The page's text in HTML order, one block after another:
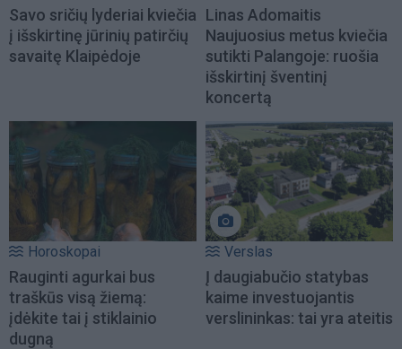
Savo sričių lyderiai kviečia
į išskirtinę jūrinių patirčių
savaitę Klaipėdoje
Linas Adomaitis
Naujuosius metus kviečia
sutikti Palangoje: ruošia
išskirtinį šventinį
koncertą
Horoskopai
Rauginti agurkai bus
traškūs visą žiemą:
įdėkite tai į stiklainio
dugną
Verslas
Į daugiabučio statybas
kaime investuojantis
verslininkas: tai yra ateitis